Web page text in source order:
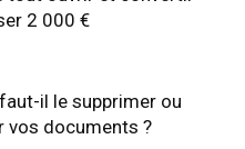
2 000 €
il le supprimer ou
vos documents ?